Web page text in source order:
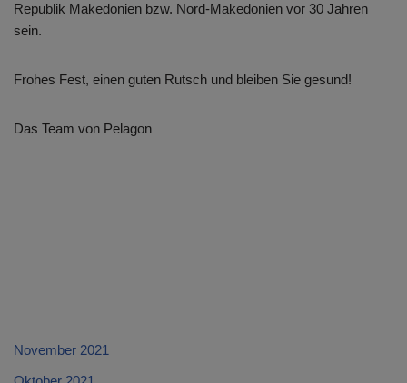
Republik Makedonien bzw. Nord-Makedonien vor 30 Jahren
sein.
Frohes Fest, einen guten Rutsch und bleiben Sie gesund!
Das Team von Pelagon
November 2021